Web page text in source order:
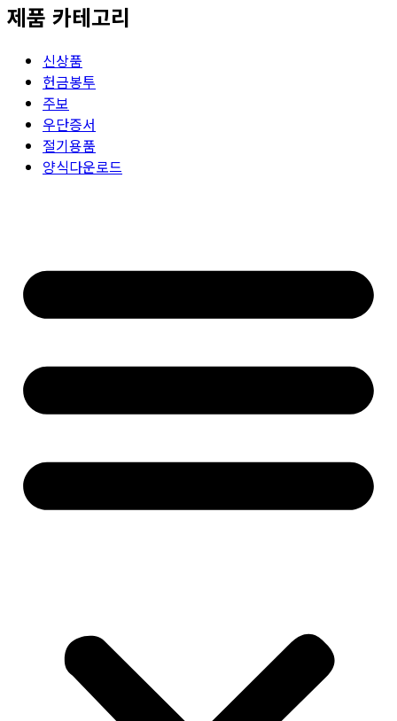
제품 카테고리
신상품
헌금봉투
주보
우단증서
절기용품
양식다운로드